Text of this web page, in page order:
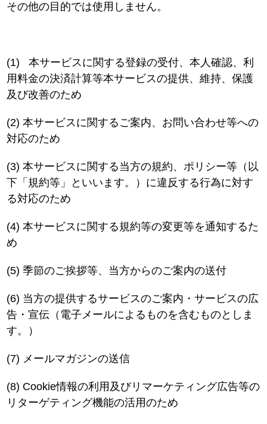
その他の目的では使用しません。
(1)
本サービスに関する登録の受付、本人確認、利
用料金の決済計算等本サービスの提供、維持、保護
及び改善のため
(2) 本サービスに関するご案内、お問い合わせ等への
対応のため
(3) 本サービスに関する当方の規約、ポリシー等（以
下「規約等」といいます。）に違反する行為に対す
る対応のため
(4) 本サービスに関する規約等の変更等を通知するた
め
(5) 季節のご挨拶等、当方からのご案内の送付
(6) 当方の提供するサービスのご案内・サービスの広
告・宣伝（電子メールによるものを含むものとしま
す。）
(7) メールマガジンの送信
(8) Cookie情報の利用及びリマーケティング広告等の
リターゲティング機能の活用のため